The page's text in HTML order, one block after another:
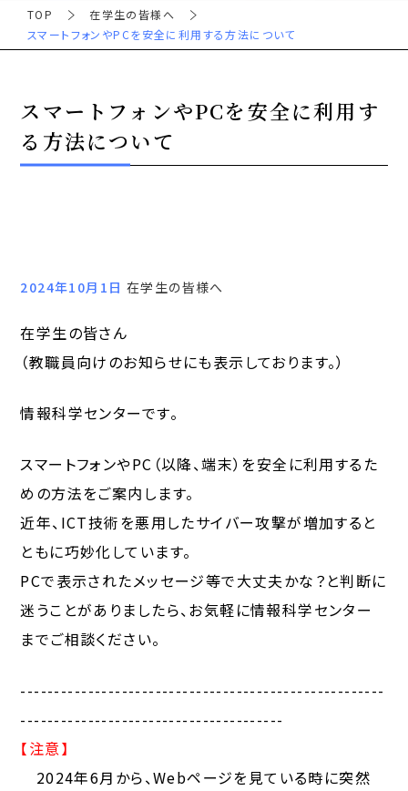
TOP
在学生の皆様へ
スマートフォンやPCを安全に利用する方法について
スマートフォンやPCを安全に利用す
る方法について
2024年10月1日 在学生の皆様へ
在学生の皆さん
（教職員向けのお知らせにも表示しております。）
情報科学センターです。
スマートフォンやPC（以降、端末）を安全に利用するた
めの方法をご案内します。
近年、ICT技術を悪用したサイバー攻撃が増加すると
ともに巧妙化しています。
PCで表示されたメッセージ等で大丈夫かな？と判断に
迷うことがありましたら、お気軽に情報科学センター
までご相談ください。
------------------------------------------------------
---------------------------------------
【注意】
2024年6月から、Webページを見ている時に突然